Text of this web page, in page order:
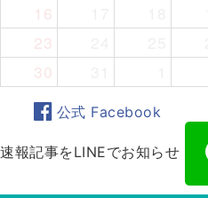
16
23
30
公式 Facebook
速報記事をLINEでお知らせ